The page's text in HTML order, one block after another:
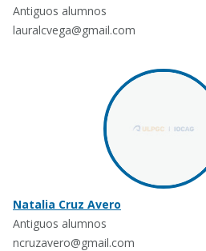
Antiguos alumnos
lauralcvega@gmail.com
Natalia Cruz Avero
Antiguos alumnos
ncruzavero@gmail.com